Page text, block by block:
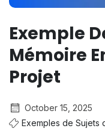
Exemple
Mémoire
Projet
October 15, 2025
Exemples de Sujets